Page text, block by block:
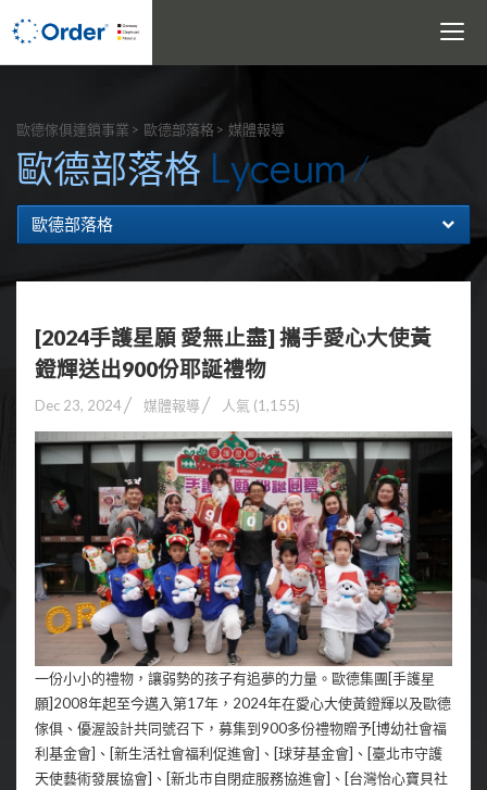
Toggle
歐德傢俱連鎖事業 歐德部落格 媒體報導
歐德部落格 Lyceum
歐德部落格
[2024手護星願 愛無止盡] 攜手愛心大使黃
鐙輝送出900份耶誕禮物
Dec 23, 2024 媒體報導 人氣 (1,155)
一份小小的禮物，讓弱勢的孩子有追夢的力量。歐德集團[手護星
願]2008年起至今邁入第17年，2024年在愛心大使黃鐙輝以及歐德
傢俱、優渥設計共同號召下，募集到900多份禮物贈予[博幼社會福
利基金會]、[新生活社會福利促進會]、[球芽基金會]、[臺北市守護
天使藝術發展協會]、[新北市自閉症服務協進會]、[台灣怡心寶貝社